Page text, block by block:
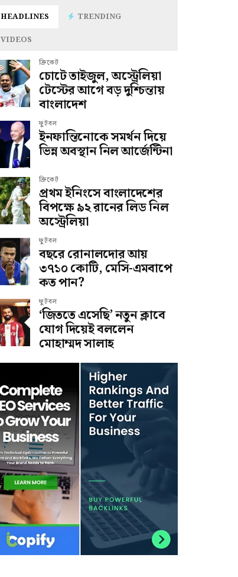
HEADLINES
TRENDING
VIDEOS
ক্রিকেট
চোটে তাইজুল, অস্ট্রেলিয়া
টেস্টের আগে বড় দুশ্চিন্তায়
বাংলাদেশ
ফুটবল
ইনফান্তিনোকে সমর্থন দিয়ে
ভিন্ন অবস্থান নিল আর্জেন্টিনা
ক্রিকেট
প্রথম ইনিংসে বাংলাদেশের
বিপক্ষে ৯২ রানের লিড নিল
অস্ট্রেলিয়া
ফুটবল
বছরে রোনালদোর আয়
৩৭১০ কোটি, মেসি-এমবাপে
কত পান?
ফুটবল
‘জিততে এসেছি’ নতুন ক্লাবে
যোগ দিয়েই বললেন
মোহাম্মদ সালাহ